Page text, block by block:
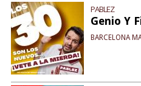
PABLEZ
Genio Y
BARCELONA